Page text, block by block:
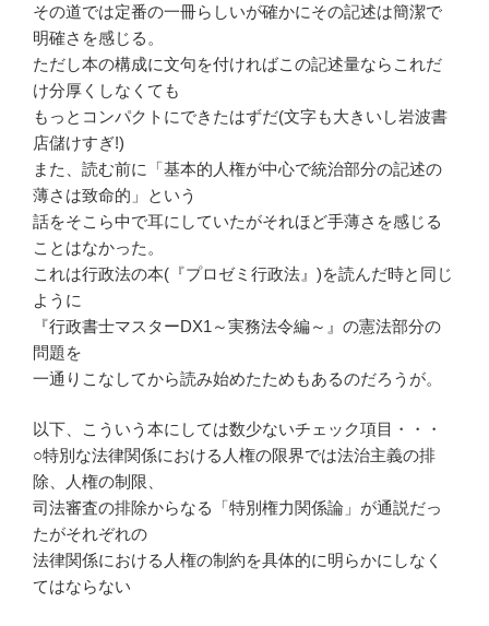
その道では定番の一冊らしいが確かにその記述は簡潔で
明確さを感じる。
ただし本の構成に文句を付ければこの記述量ならこれだ
け分厚くしなくても
もっとコンパクトにできたはずだ(文字も大きいし岩波書
店儲けすぎ!)
また、読む前に「基本的人権が中心で統治部分の記述の
薄さは致命的」という
話をそこら中で耳にしていたがそれほど手薄さを感じる
ことはなかった。
これは行政法の本(『プロゼミ行政法』)を読んだ時と同じ
ように
『行政書士マスターDX1～実務法令編～』の憲法部分の
問題を
一通りこなしてから読み始めたためもあるのだろうが。
以下、こういう本にしては数少ないチェック項目・・・
○特別な法律関係における人権の限界では法治主義の排
除、人権の制限、
司法審査の排除からなる「特別権力関係論」が通説だっ
たがそれぞれの
法律関係における人権の制約を具体的に明らかにしなく
てはならない